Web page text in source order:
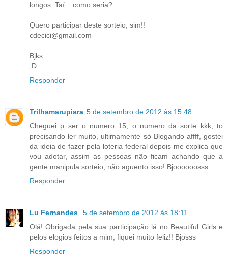
longos. Taí... como seria?
Quero participar deste sorteio, sim!!
cdecici@gmail.com
Bjks
;D
Responder
Trilhamarupiara 5 de setembro de 2012 às 15:48
Cheguei p ser o numero 15, o numero da sorte kkk, to
precisando ler muito, ultimamente só Blogando affff, gostei
da ideia de fazer pela loteria federal depois me explica que
vou adotar, assim as pessoas não ficam achando que a
gente manipula sorteio, não aguento isso! Bjoooooosss
Responder
Lu Fernandes
5 de setembro de 2012 às 18:11
Olá! Obrigada pela sua participação lá no Beautiful Girls e
pelos elogios feitos a mim, fiquei muito feliz!! Bjosss
Responder